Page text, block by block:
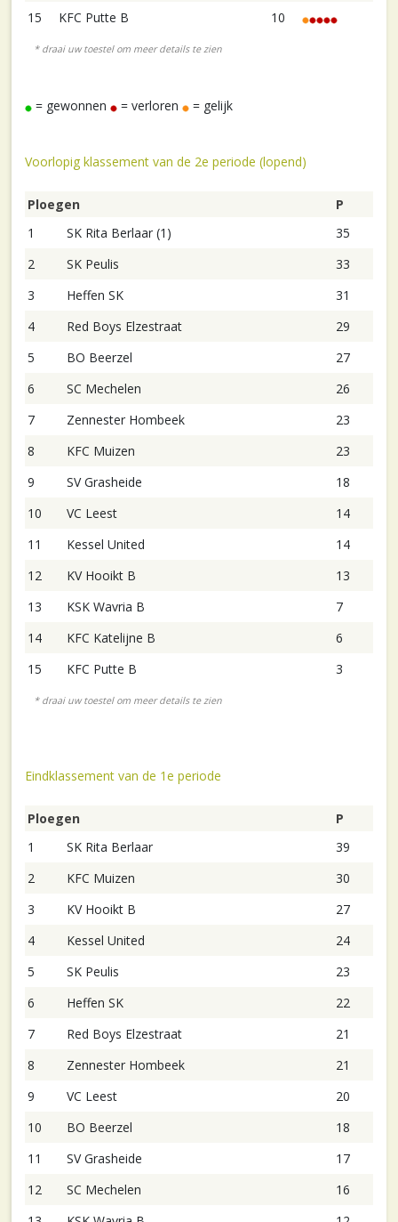
15
KFC Putte B 10
= gewonnen = verloren = gelijk
Voorlopig klassement van de 2e periode (lopend)
Ploegen
P
1
SK Rita Berlaar (1)
35
2
SK Peulis
33
3
Heffen SK
31
4
Red Boys Elzestraat
29
5
BO Beerzel
27
6
SC Mechelen
26
7
Zennester Hombeek
23
8
KFC Muizen
23
9
SV Grasheide
18
10
VC Leest
14
11
Kessel United
14
12
KV Hooikt B
13
13
KSK Wavria B
7
14
KFC Katelijne B
6
15
KFC Putte B 3
Eindklassement van de 1e periode
Ploegen
P
1
SK Rita Berlaar
39
2
KFC Muizen
30
3
KV Hooikt B
27
4
Kessel United
24
5
SK Peulis
23
6
Heffen SK
22
7
Red Boys Elzestraat
21
8
Zennester Hombeek
21
9
VC Leest
20
10
BO Beerzel
18
11
SV Grasheide
17
12
SC Mechelen
16